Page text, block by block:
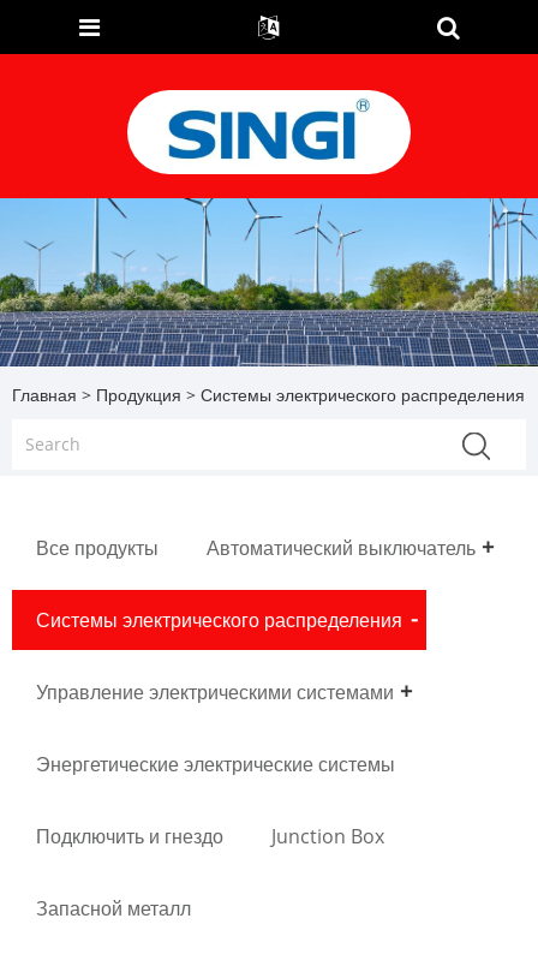
Главная > Продукция > Системы электрического распределения
Все продукты Автоматический выключатель
Системы электрического распределения
Управление электрическими системами
Энергетические электрические системы
Подключить и гнездо Junction Box
Запасной металл